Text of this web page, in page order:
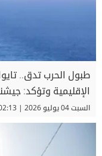
طبول الحرب تدق..
الإقليمية وتؤكد:
السبت 04 يوليو 2026 | 02:13 مساءً